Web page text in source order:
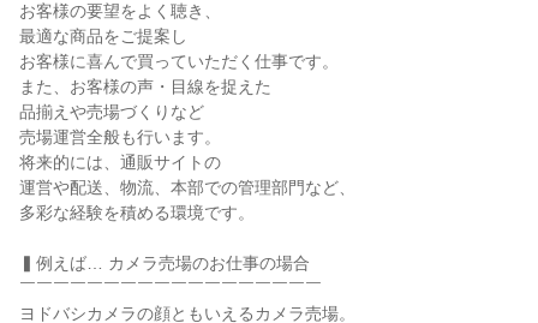
お客様の要望をよく聴き、
最適な商品をご提案し
お客様に喜んで買っていただく仕事です。
また、お客様の声・目線を捉えた
品揃えや売場づくりなど
売場運営全般も行います。
将来的には、通販サイトの
運営や配送、物流、本部での管理部門など、
多彩な経験を積める環境です。
▍例えば… カメラ売場のお仕事の場合
￣￣￣￣￣￣￣￣￣￣￣￣￣￣￣￣￣￣
ヨドバシカメラの顔ともいえるカメラ売場。